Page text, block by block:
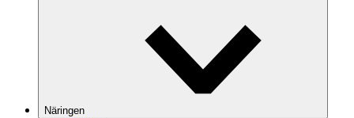
Näringen